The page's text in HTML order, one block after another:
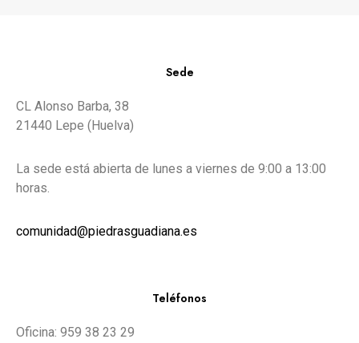
Sede
CL Alonso Barba, 38
21440 Lepe (Huelva)
La sede está abierta de lunes a viernes de 9:00 a 13:00
horas.
comunidad@piedrasguadiana.es
Teléfonos
Oficina: 959 38 23 29